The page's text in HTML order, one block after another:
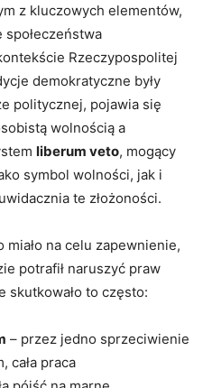
z kluczowych elementów,
Rzeczypospolitej
demokratyczne⁣ były
politycznej, pojawia się
wolnością a
liberum veto, mogący
symbol ‌wolności, jak i​
te złożoności.
na​ celu⁢ zapewnienie,
potrafił naruszyć praw
skutkowało to często:
–​ przez​ jedno sprzeciwienie
cała praca